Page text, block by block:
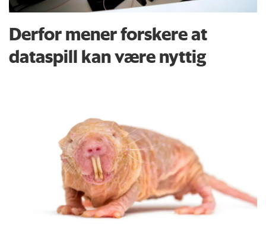
Derfor mener forskere at
dataspill kan være nyttig